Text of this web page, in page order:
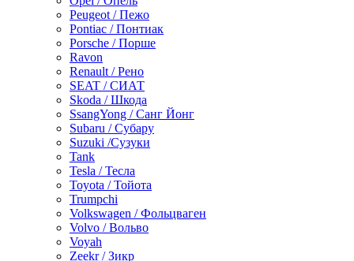
Peugeot / Пежо
Pontiac / Понтиак
Porsche / Порше
Ravon
Renault / Рено
SEAT / СИАТ
Skoda / Шкода
SsangYong / Санг Йонг
Subaru / Субару
Suzuki /Сузуки
Tank
Tesla / Тесла
Toyota / Тойота
Trumpchi
Volkswagen / Фольцваген
Volvo / Вольво
Voyah
Zeekr / Зикр